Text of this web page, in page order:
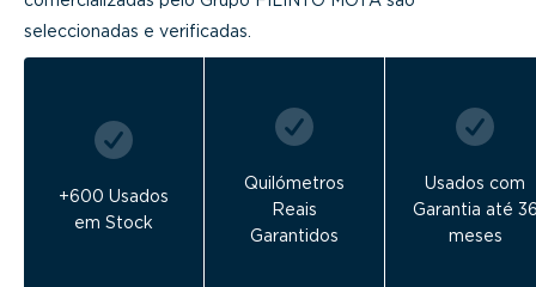
seleccionadas e verificadas.
+600 Usados
em Stock
Quilómetros
Reais
Garantidos
Usados com
Garantia até
meses